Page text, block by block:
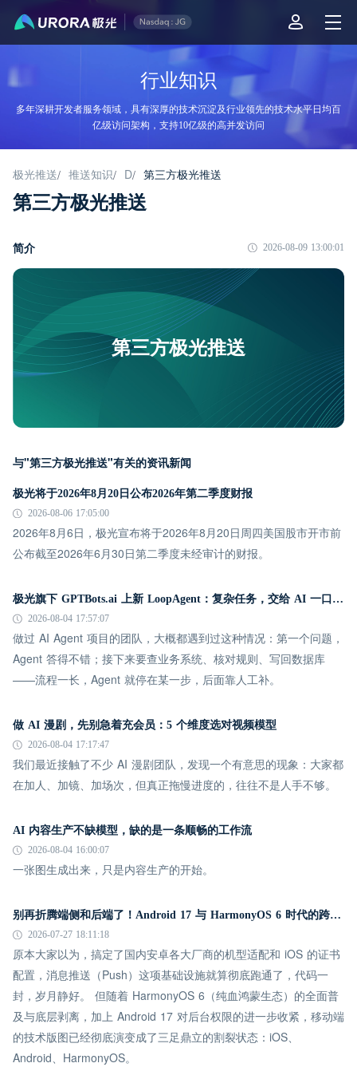
行业知识
多年深耕开发者服务领域，具有深厚的技术沉淀及行业领先的技术水平日均百
亿级访问架构，支持10亿级的高并发访问
极光推送/ 推送知识/ D/ 第三方极光推送
第三方极光推送
简介 2026-08-09 13:00:01
第三方极光推送
与"第三方极光推送"有关的资讯新闻
极光将于2026年8月20日公布2026年第二季度财报
2026-08-06 17:05:00
2026年8月6日，极光宣布将于2026年8月20日周四美国股市开市前
公布截至2026年6月30日第二季度未经审计的财报。
极光旗下 GPTBots.ai 上新 LoopAgent：复杂任务，交给 AI 一口气跑完
2026-08-04 17:57:07
做过 AI Agent 项目的团队，大概都遇到过这种情况：第一个问题，
Agent 答得不错；接下来要查业务系统、核对规则、写回数据库
——流程一长，Agent 就停在某一步，后面靠人工补。
做 AI 漫剧，先别急着充会员：5 个维度选对视频模型
2026-08-04 17:17:47
我们最近接触了不少 AI 漫剧团队，发现一个有意思的现象：大家都
在加人、加镜、加场次，但真正拖慢进度的，往往不是人手不够。
AI 内容生产不缺模型，缺的是一条顺畅的工作流
2026-08-04 16:00:07
一张图生成出来，只是内容生产的开始。
别再折腾端侧和后端了！Android 17 与 HarmonyOS 6 时代的跨平台推送指南
2026-07-27 18:11:18
原本大家以为，搞定了国内安卓各大厂商的机型适配和 iOS 的证书
配置，消息推送（Push）这项基础设施就算彻底跑通了，代码一
封，岁月静好。 但随着 HarmonyOS 6（纯血鸿蒙生态）的全面普
及与底层剥离，加上 Android 17 对后台权限的进一步收紧，移动端
的技术版图已经彻底演变成了三足鼎立的割裂状态：iOS、
Android、HarmonyOS。